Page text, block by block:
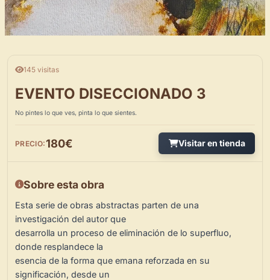
145 visitas
EVENTO DISECCIONADO 3
No pintes lo que ves, pinta lo que sientes.
PRECIO:180€ Visitar en tienda
Sobre esta obra
Esta serie de obras abstractas parten de una
investigación del autor que
desarrolla un proceso de eliminación de lo superfluo,
donde resplandece la
esencia de la forma que emana reforzada en su
significación, desde un